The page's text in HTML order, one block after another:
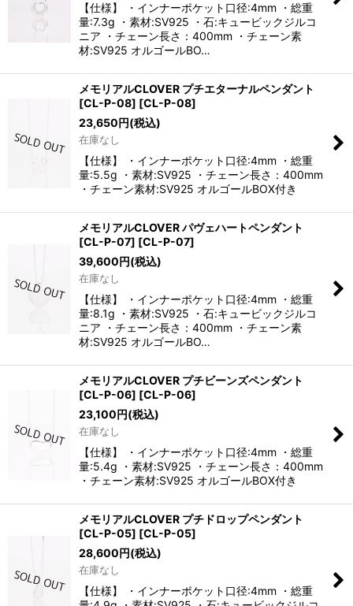
【仕様】 ・インナーポケット口径:4mm ・総重
量:7.3g ・素材:SV925 ・石:キュービックジルコ
ニア ・チェーン長さ：400mm ・チェーン素
材:SV925 オルゴールBO…
メモリアルCLOVER プチエターナルペンダント
[CL-P-08] [CL-P-08]
23,650円(税込)
在庫なし
【仕様】 ・インナーポケット口径:4mm ・総重
量:5.5g ・素材:SV925 ・チェーン長さ：400mm
・チェーン素材:SV925 オルゴールBOX付き
メモリアルCLOVER パヴェハートペンダント
[CL-P-07] [CL-P-07]
39,600円(税込)
在庫なし
【仕様】 ・インナーポケット口径:4mm ・総重
量:8.1g ・素材:SV925 ・石:キュービックジルコ
ニア ・チェーン長さ：400mm ・チェーン素
材:SV925 オルゴールBO…
メモリアルCLOVER プチビーンズペンダント
[CL-P-06] [CL-P-06]
23,100円(税込)
在庫なし
【仕様】 ・インナーポケット口径:4mm ・総重
量:5.4g ・素材:SV925 ・チェーン長さ：400mm
・チェーン素材:SV925 オルゴールBOX付き
メモリアルCLOVER プチドロップペンダント
[CL-P-05] [CL-P-05]
28,600円(税込)
在庫なし
【仕様】 ・インナーポケット口径:4mm ・総重